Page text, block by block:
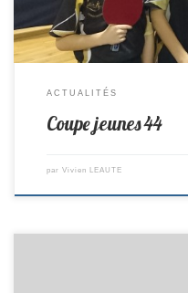
ACTUALITÉS
Coupe jeunes 44
par Vivien LEAUTE